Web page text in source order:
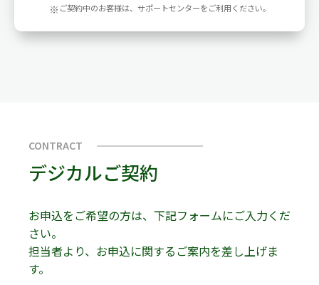
※ ご契約中のお客様は、サポートセンターをご利用ください。
CONTRACT
デジカルご契約
お申込をご希望の方は、下記フォームにご入力くだ
さい。
担当者より、お申込に関するご案内を差し上げま
す。